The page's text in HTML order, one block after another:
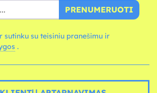
PRENUMERUOTI
sutinku su teisiniu pranešimu ir
.